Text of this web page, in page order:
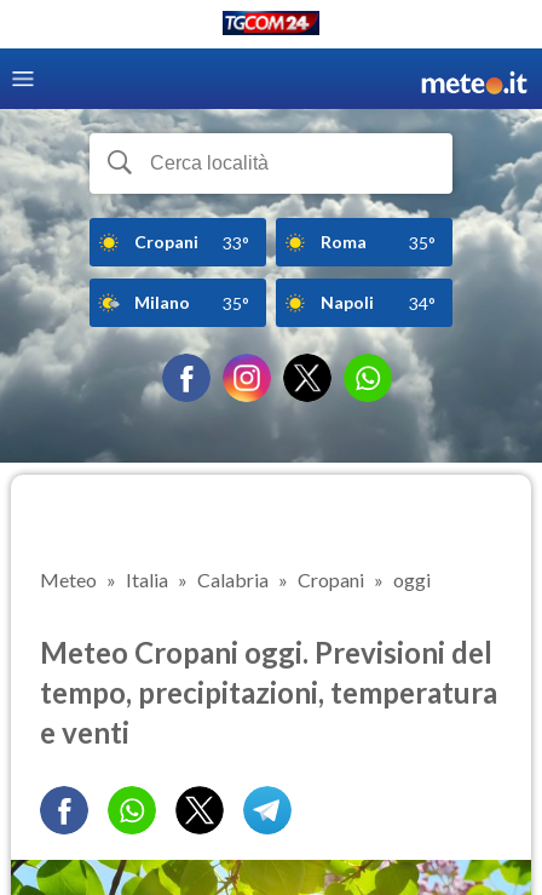
Cropani 33° Roma 35°
Milano 35° Napoli 34°
Meteo Italia Calabria Cropani oggi
Meteo Cropani oggi. Previsioni del
tempo, precipitazioni, temperatura
e venti